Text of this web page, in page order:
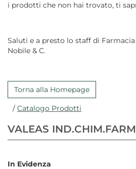
i prodotti che non hai trovato, ti
Saluti e a presto lo staff di Farmacia
Nobile & C.
Torna alla Homepage
/ Catalogo Prodotti
VALEAS
In Evidenza